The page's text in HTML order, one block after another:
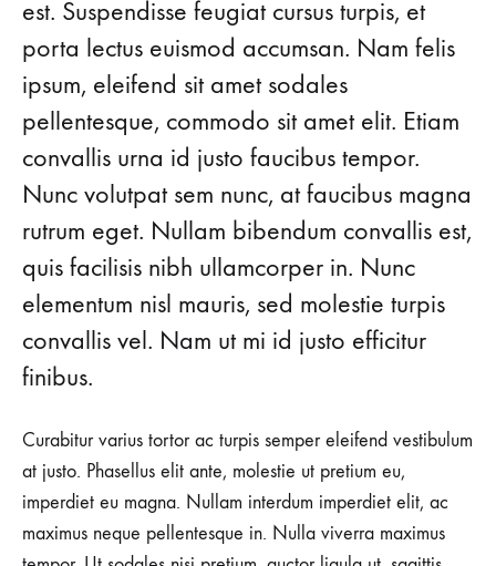
FASHION
WEEK
SPRING
est. Suspendisse feugiat cursus turpis, et
porta lectus euismod accumsan. Nam felis
ipsum, eleifend sit amet sodales
pellentesque, commodo sit amet elit. Etiam
convallis urna id justo faucibus tempor.
Nunc volutpat sem nunc, at faucibus magna
rutrum eget. Nullam bibendum convallis est,
quis facilisis nibh ullamcorper in. Nunc
elementum nisl mauris, sed molestie turpis
convallis vel. Nam ut mi id justo efficitur
finibus.
Curabitur varius tortor ac turpis semper eleifend vestibulum
at justo. Phasellus elit ante, molestie ut pretium eu,
imperdiet eu magna. Nullam interdum imperdiet elit, ac
maximus neque pellentesque in. Nulla viverra maximus